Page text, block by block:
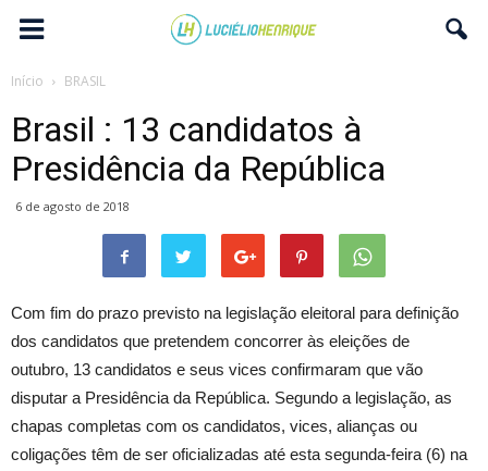
Início BRASIL
Brasil : 13 candidatos à
Presidência da República
6 de agosto de 2018
Com fim do prazo previsto na legislação eleitoral para definição
dos candidatos que pretendem concorrer às eleições de
outubro, 13 candidatos e seus vices confirmaram que vão
disputar a Presidência da República. Segundo a legislação, as
chapas completas com os candidatos, vices, alianças ou
coligações têm de ser oficializadas até esta segunda-feira (6) na